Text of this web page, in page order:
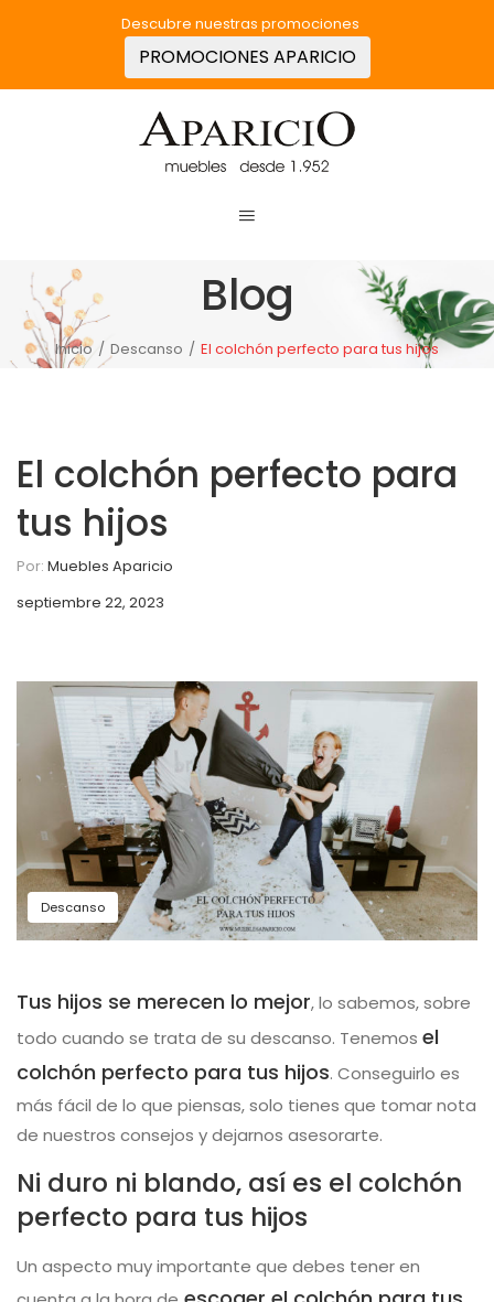
Descubre nuestras promociones
PROMOCIONES APARICIO
Blog
Inicio / Descanso / El colchón perfecto para tus hijos
El colchón perfecto para
tus hijos
Por: Muebles Aparicio
septiembre 22, 2023
Descanso
Tus hijos se merecen lo mejor, lo sabemos, sobre
todo cuando se trata de su descanso. Tenemos el
colchón perfecto para tus hijos. Conseguirlo es
más fácil de lo que piensas, solo tienes que tomar nota
de nuestros consejos y dejarnos asesorarte.
Ni duro ni blando, así es el colchón
perfecto para tus hijos
Un aspecto muy importante que debes tener en